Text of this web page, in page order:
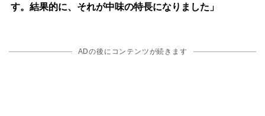
す。結果的に、それが中味の特長になりました」
ADの後にコンテンツが続きます